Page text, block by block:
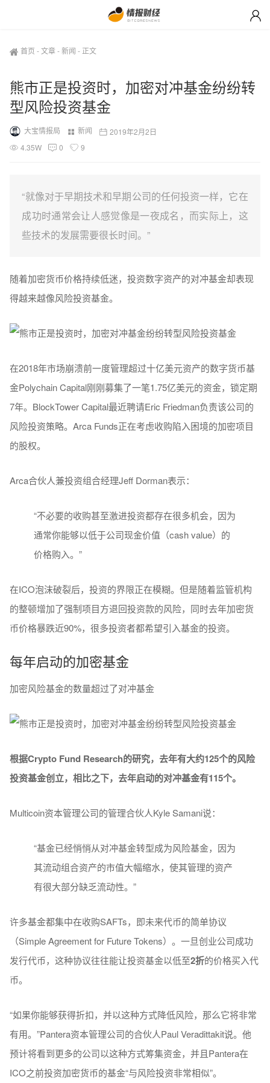
首页 -文章-新闻 - 正文
熊市正是投资时，加密对冲基金纷纷转
型风险投资基金
大宝情报局 新闻
2019年2月2日
4.35W
0 9
“就像对于早期技术和早期公司的任何投资一样，它在
成功时通常会让人感觉像是一夜成名，而实际上，这
些技术的发展需要很长时间。”
随着加密货币价格持续低迷，投资数字资产的对冲基金却表现
得越来越像风险投资基金。
在2018年市场崩溃前一度管理超过十亿美元资产的数字货币基
金Polychain Capital刚刚募集了一笔1.75亿美元的资金，锁定期
7年。BlockTower Capital最近聘请Eric Friedman负责该公司的
风险投资策略。Arca Funds正在考虑收购陷入困境的加密项目
的股权。
Arca合伙人兼投资组合经理Jeff Dorman表示：
“不必要的收购甚至激进投资都存在很多机会，因为
通常你能够以低于公司现金价值（cash value）的
价格购入。”
在ICO泡沫破裂后，投资的界限正在模糊。但是随着监管机构
的整顿增加了强制项目方退回投资款的风险，同时去年加密货
币价格暴跌近90%，很多投资者都希望引入基金的投资。
每年启动的加密基金
加密风险基金的数量超过了对冲基金
根据Crypto Fund Research的研究，去年有大约125个的风险
投资基金创立，相比之下，去年启动的对冲基金有115个。
Multicoin资本管理公司的管理合伙人Kyle Samani说：
“基金已经悄悄从对冲基金转型成为风险基金，因为
其流动组合资产的市值大幅缩水，使其管理的资产
有很大部分缺乏流动性。”
许多基金都集中在收购SAFTs，即未来代币的简单协议
（Simple Agreement for Future Tokens）。一旦创业公司成功
发行代币，这种协议往往能让投资基金以低至2折的价格买入代
币。
“如果你能够获得折扣，并以这种方式降低风险，那么它将非常
有用。”Pantera资本管理公司的合伙人Paul Veradittakit说。他
预计将看到更多的公司以这种方式筹集资金，并且Pantera在
ICO之前投资加密货币的基金“与风险投资非常相似”。